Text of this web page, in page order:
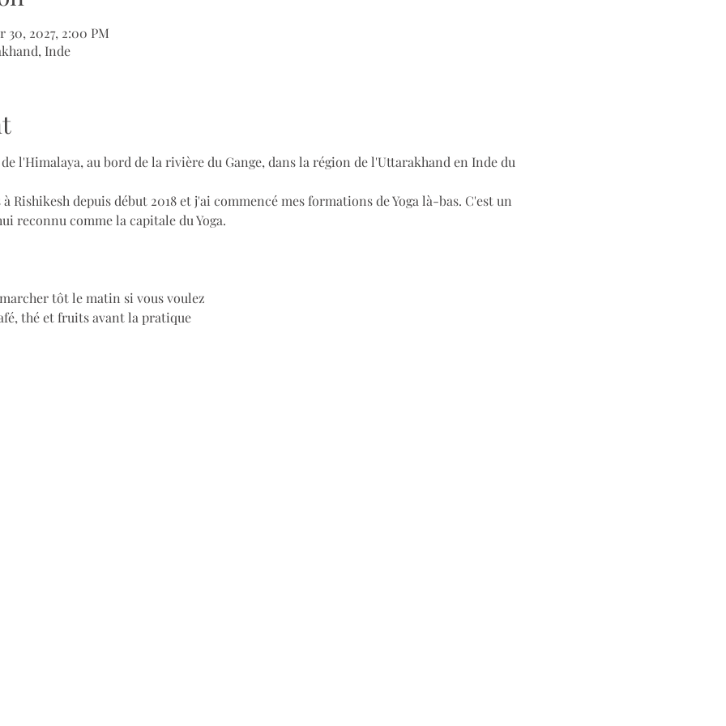
30, 2027, 2:00 PM
Inde
l'Himalaya, au bord de la rivière du Gange, dans la région de l'Uttarakhand en Inde du
à Rishikesh depuis début 2018 et j'ai commencé mes formations de Yoga là-bas. C'est un
reconnu comme la capitale du Yoga.
tôt le matin si vous voulez
thé et fruits avant la pratique